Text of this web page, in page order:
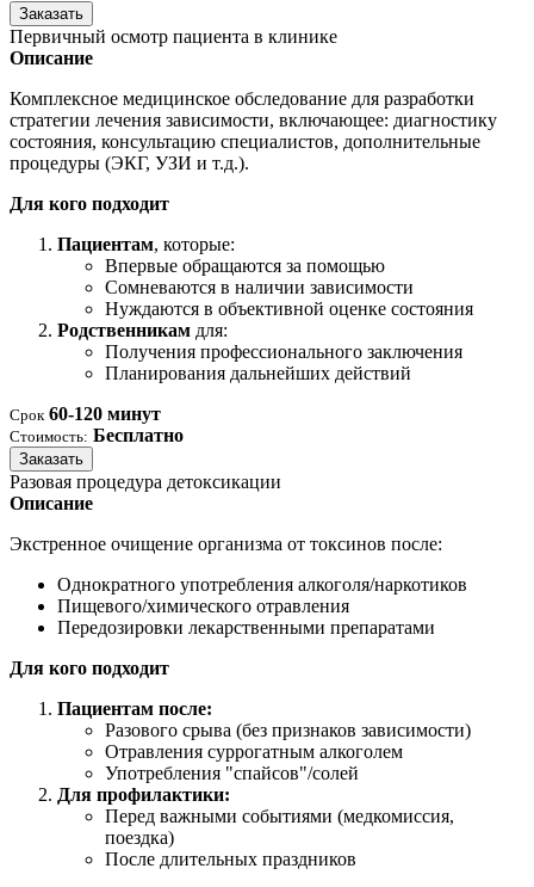
Заказать
Первичный осмотр пациента в клинике
Описание
Комплексное медицинское обследование для разработки
стратегии лечения зависимости, включающее: диагностику
состояния, консультацию специалистов, дополнительные
процедуры (ЭКГ, УЗИ и т.д.).
Для кого подходит
Пациентам, которые:
Впервые обращаются за помощью
Сомневаются в наличии зависимости
Нуждаются в объективной оценке состояния
Родственникам для:
Получения профессионального заключения
Планирования дальнейших действий
Срок 60-120 минут
Стоимость: Бесплатно
Заказать
Разовая процедура детоксикации
Описание
Экстренное очищение организма от токсинов после:
Однократного употребления алкоголя/наркотиков
Пищевого/химического отравления
Передозировки лекарственными препаратами
Для кого подходит
Пациентам после:
Разового срыва (без признаков зависимости)
Отравления суррогатным алкоголем
Употребления "спайсов"/солей
Для профилактики:
Перед важными событиями (медкомиссия,
поездка)
После длительных праздников